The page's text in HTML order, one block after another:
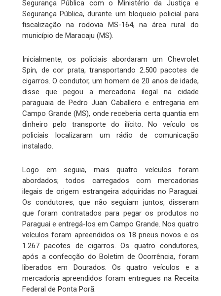
Segurança Pública com o Ministério da Justiça e
Segurança Pública, durante um bloqueio policial para
fiscalização na rodovia MS-164, na área rural do
município de Maracaju (MS).
Inicialmente, os policiais abordaram um Chevrolet
Spin, de cor prata, transportando 2.500 pacotes de
cigarros. O condutor, um homem de 20 anos de idade,
disse que pegou a mercadoria ilegal na cidade
paraguaia de Pedro Juan Caballero e entregaria em
Campo Grande (MS), onde receberia certa quantia em
dinheiro pelo transporte do ilícito. No veículo os
policiais localizaram um rádio de comunicação
instalado.
Logo em seguia, mais quatro veículos foram
abordados; todos carregados com mercadorias
ilegais de origem estrangeira adquiridas no Paraguai.
Os condutores, que não seguiam juntos, disseram
que foram contratados para pegar os produtos no
Paraguai e entregá-los em Campo Grande. Nos quatro
veículos foram apreendidos os 18 pneus novos e os
1.267 pacotes de cigarros. Os quatro condutores,
após a confecção do Boletim de Ocorrência, foram
liberados em Dourados. Os quatro veículos e a
mercadoria apreendidos foram entregues na Receita
Federal de Ponta Porã.